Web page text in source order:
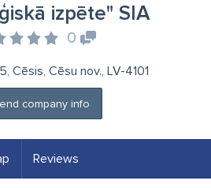
izpēte" SIA
0
Cēsis, Cēsu nov., LV-4101
company info
Reviews